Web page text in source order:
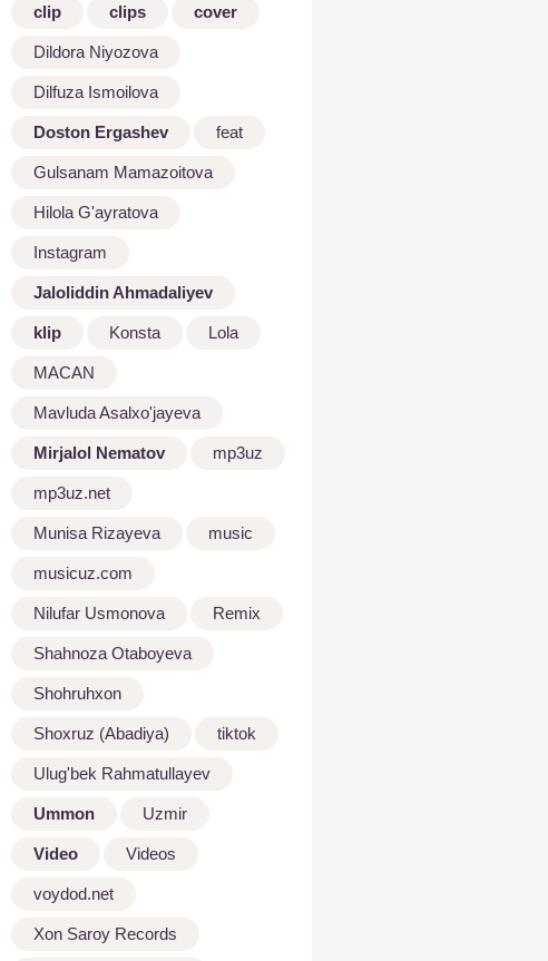
clip clips cover
Dildora Niyozova
Dilfuza Ismoilova
Doston Ergashev feat
Gulsanam Mamazoitova
Hilola G'ayratova
Instagram
Jaloliddin Ahmadaliyev
klip Konsta Lola
MACAN
Mavluda Asalxo'jayeva
Mirjalol Nematov mp3uz
mp3uz.net
Munisa Rizayeva music
musicuz.com
Nilufar Usmonova Remix
Shahnoza Otaboyeva
Shohruhxon
Shoxruz (Abadiya) tiktok
Ulug'bek Rahmatullayev
Ummon Uzmir
Video Videos
voydod.net
Xon Saroy Records